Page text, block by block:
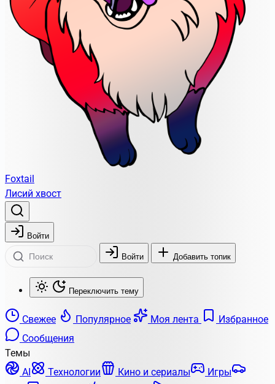
Foxtail
Лисий хвост
Войти
Войти Добавить топик
Переключить тему
Свежее Популярное Моя лента
Избранное
Сообщения
Темы
AI
Технологии Кино и сериалы
Игры